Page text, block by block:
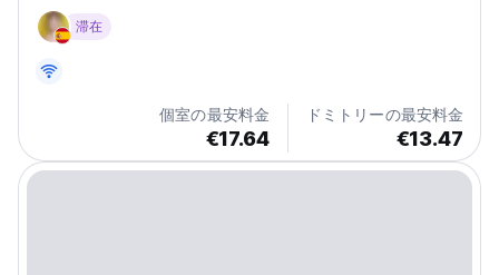
quiet atmosphere with Wi-Fi. Enjoy Hostel is an
accommodation located in Santiago, 1.7 km from Patio
滞在
個室の最安料金
€17.64
ドミトリーの最安料金
€13.47